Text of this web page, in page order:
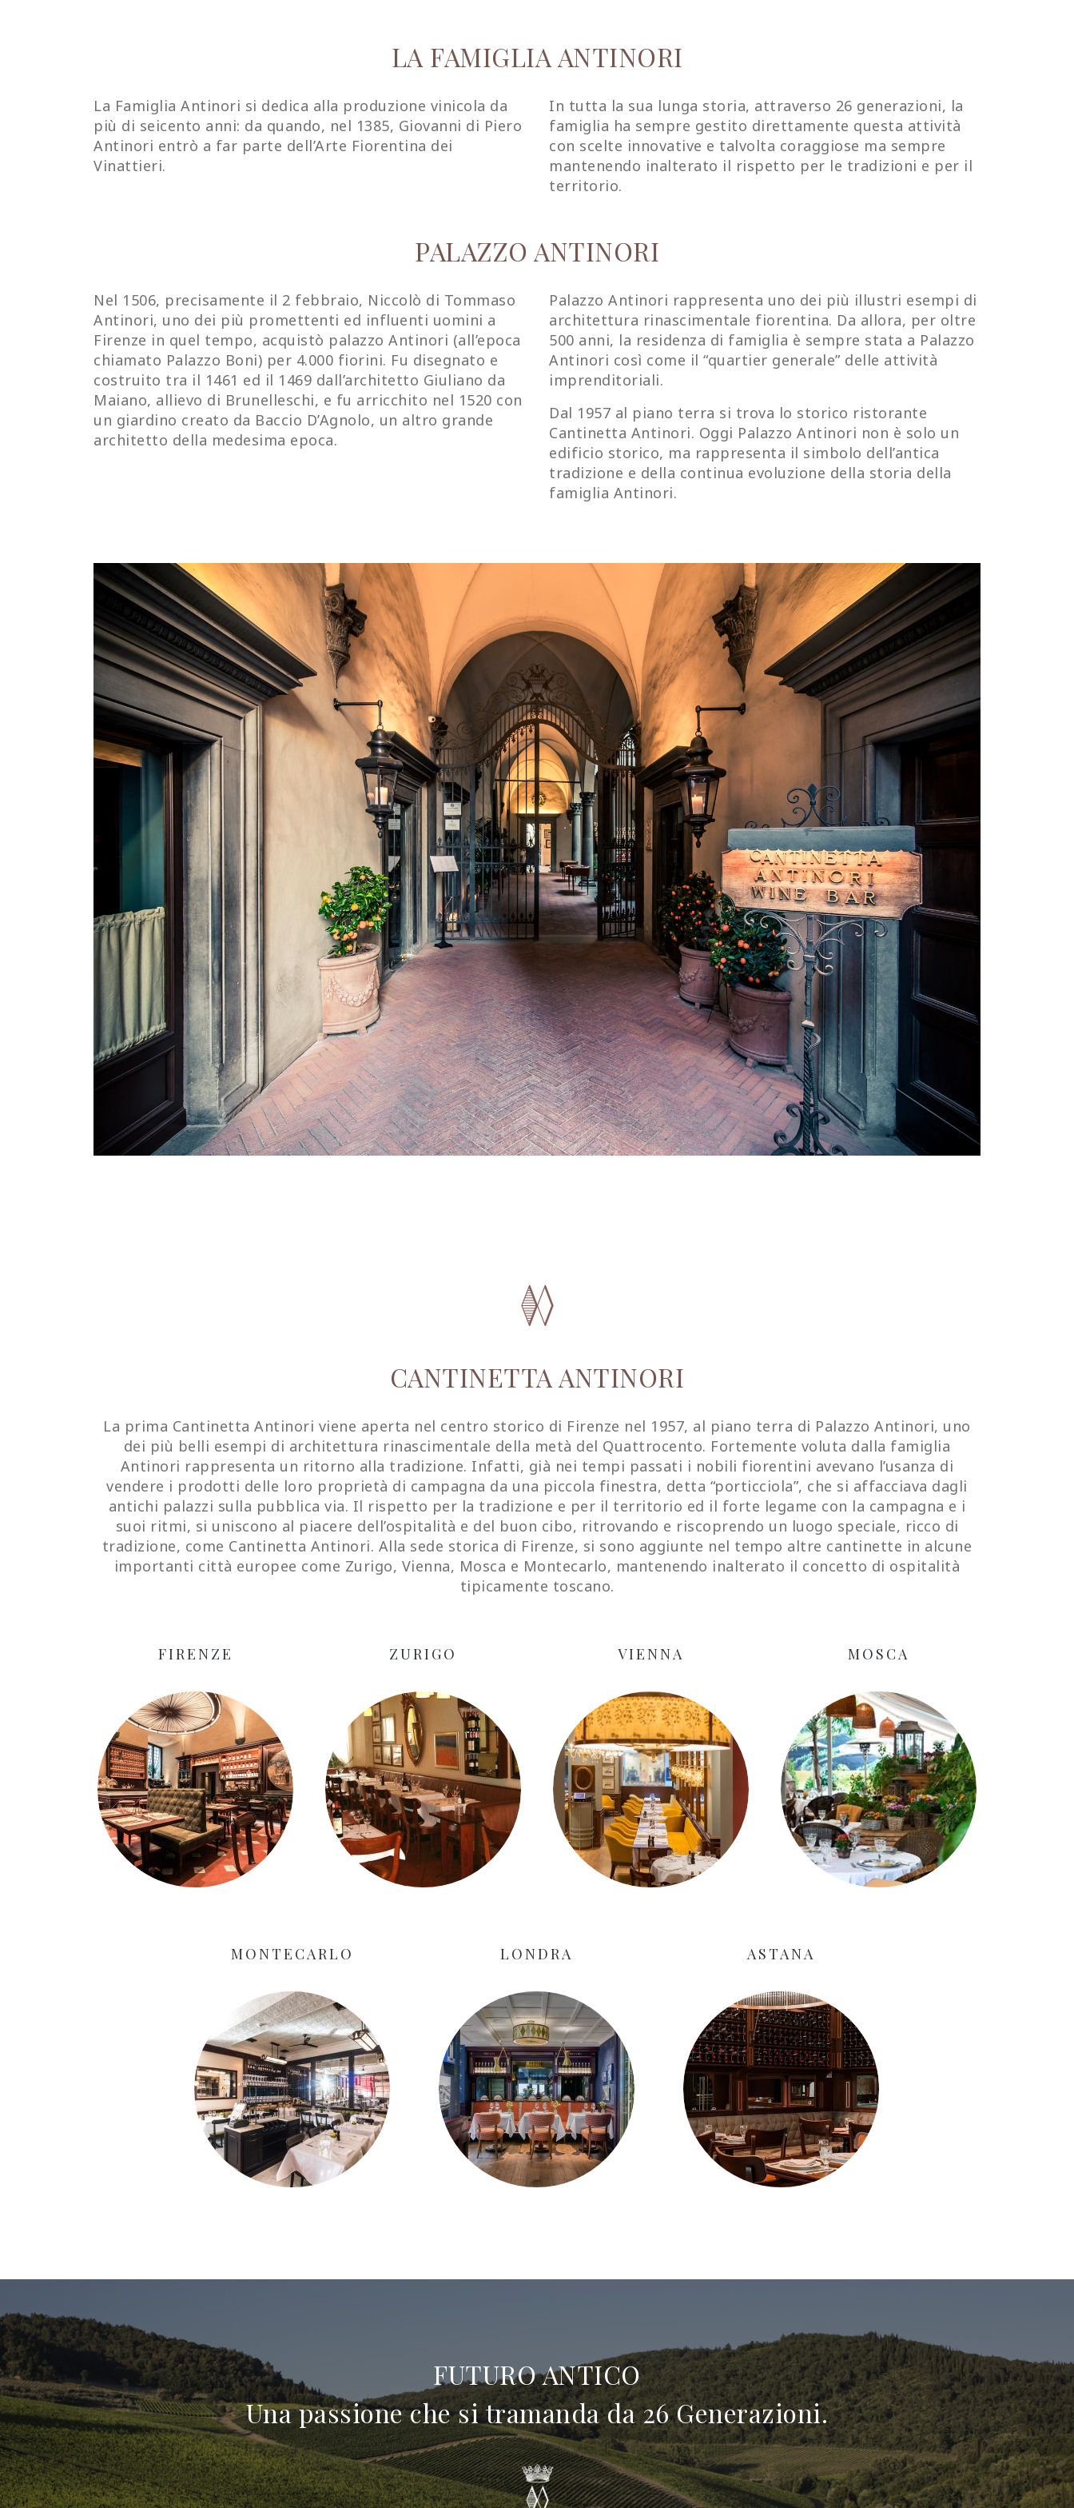
LA FAMIGLIA ANTINORI
La Famiglia Antinori si dedica alla produzione vinicola da
più di seicento anni: da quando, nel 1385, Giovanni di Piero
Antinori entrò a far parte dell’Arte Fiorentina dei
Vinattieri.
In tutta la sua lunga storia, attraverso 26 generazioni, la
famiglia ha sempre gestito direttamente questa attività
con scelte innovative e talvolta coraggiose ma sempre
mantenendo inalterato il rispetto per le tradizioni e per il
territorio.
PALAZZO ANTINORI
Nel 1506, precisamente il 2 febbraio, Niccolò di Tommaso
Antinori, uno dei più promettenti ed influenti uomini a
Firenze in quel tempo, acquistò palazzo Antinori (all’epoca
chiamato Palazzo Boni) per 4.000 fiorini. Fu disegnato e
costruito tra il 1461 ed il 1469 dall’architetto Giuliano da
Maiano, allievo di Brunelleschi, e fu arricchito nel 1520 con
un giardino creato da Baccio D’Agnolo, un altro grande
architetto della medesima epoca.
Palazzo Antinori rappresenta uno dei più illustri esempi di
architettura rinascimentale fiorentina. Da allora, per oltre
500 anni, la residenza di famiglia è sempre stata a Palazzo
Antinori così come il “quartier generale” delle attività
imprenditoriali.
Dal 1957 al piano terra si trova lo storico ristorante
Cantinetta Antinori. Oggi Palazzo Antinori non è solo un
edificio storico, ma rappresenta il simbolo dell’antica
tradizione e della continua evoluzione della storia della
famiglia Antinori.
CANTINETTA ANTINORI
La prima Cantinetta Antinori viene aperta nel centro storico di Firenze nel 1957, al piano terra di Palazzo Antinori, uno
dei più belli esempi di architettura rinascimentale della metà del Quattrocento. Fortemente voluta dalla famiglia
Antinori rappresenta un ritorno alla tradizione. Infatti, già nei tempi passati i nobili fiorentini avevano l’usanza di
vendere i prodotti delle loro proprietà di campagna da una piccola finestra, detta “porticciola”, che si affacciava dagli
antichi palazzi sulla pubblica via. Il rispetto per la tradizione e per il territorio ed il forte legame con la campagna e i
suoi ritmi, si uniscono al piacere dell’ospitalità e del buon cibo, ritrovando e riscoprendo un luogo speciale, ricco di
tradizione, come Cantinetta Antinori. Alla sede storica di Firenze, si sono aggiunte nel tempo altre cantinette in alcune
importanti città europee come Zurigo, Vienna, Mosca e Montecarlo, mantenendo inalterato il concetto di ospitalità
tipicamente toscano.
FIRENZE ZURIGO VIENNA MOSCA
MONTECARLO LONDRA ASTANA
FUTURO ANTICO
Una passione che si tramanda da 26 Generazioni.